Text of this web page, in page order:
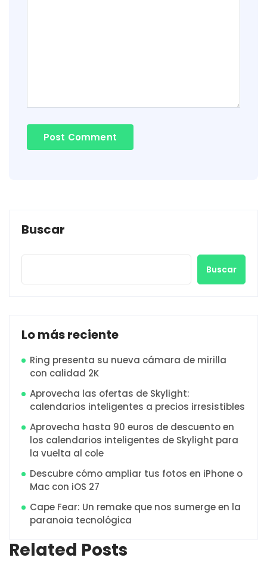
Buscar
Buscar
Lo más reciente
Ring presenta su nueva cámara de mirilla
con calidad 2K
Aprovecha las ofertas de Skylight:
calendarios inteligentes a precios irresistibles
Aprovecha hasta 90 euros de descuento en
los calendarios inteligentes de Skylight para
la vuelta al cole
Descubre cómo ampliar tus fotos en iPhone o
Mac con iOS 27
Cape Fear: Un remake que nos sumerge en la
paranoia tecnológica
Related Posts